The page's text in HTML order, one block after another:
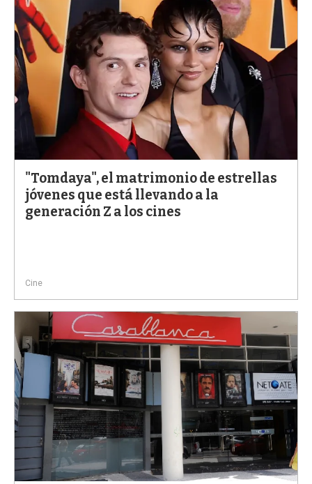
"Tomdaya", el matrimonio de estrellas
jóvenes que está llevando a la
generación Z a los cines
Cine